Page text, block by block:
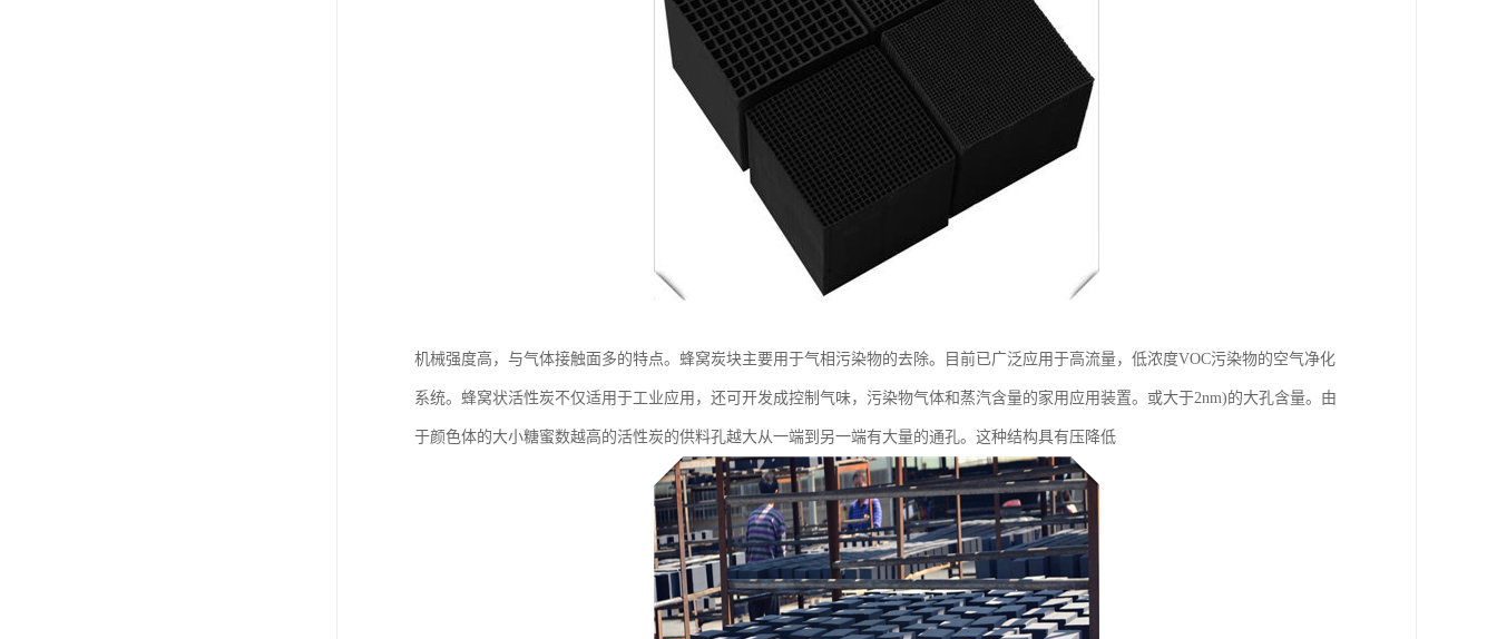
机械强度高，与气体接触面多的特点。蜂窝炭块主要用于气相污染物的去除。目前已广泛应用于高流量，低浓度VOC污染物的空气净化
系统。蜂窝状活性炭不仅适用于工业应用，还可开发成控制气味，污染物气体和蒸汽含量的家用应用装置。或大于2nm)的大孔含量。由
于颜色体的大小糖蜜数越高的活性炭的供料孔越大从一端到另一端有大量的通孔。这种结构具有压降低